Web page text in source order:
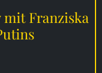
Franziska